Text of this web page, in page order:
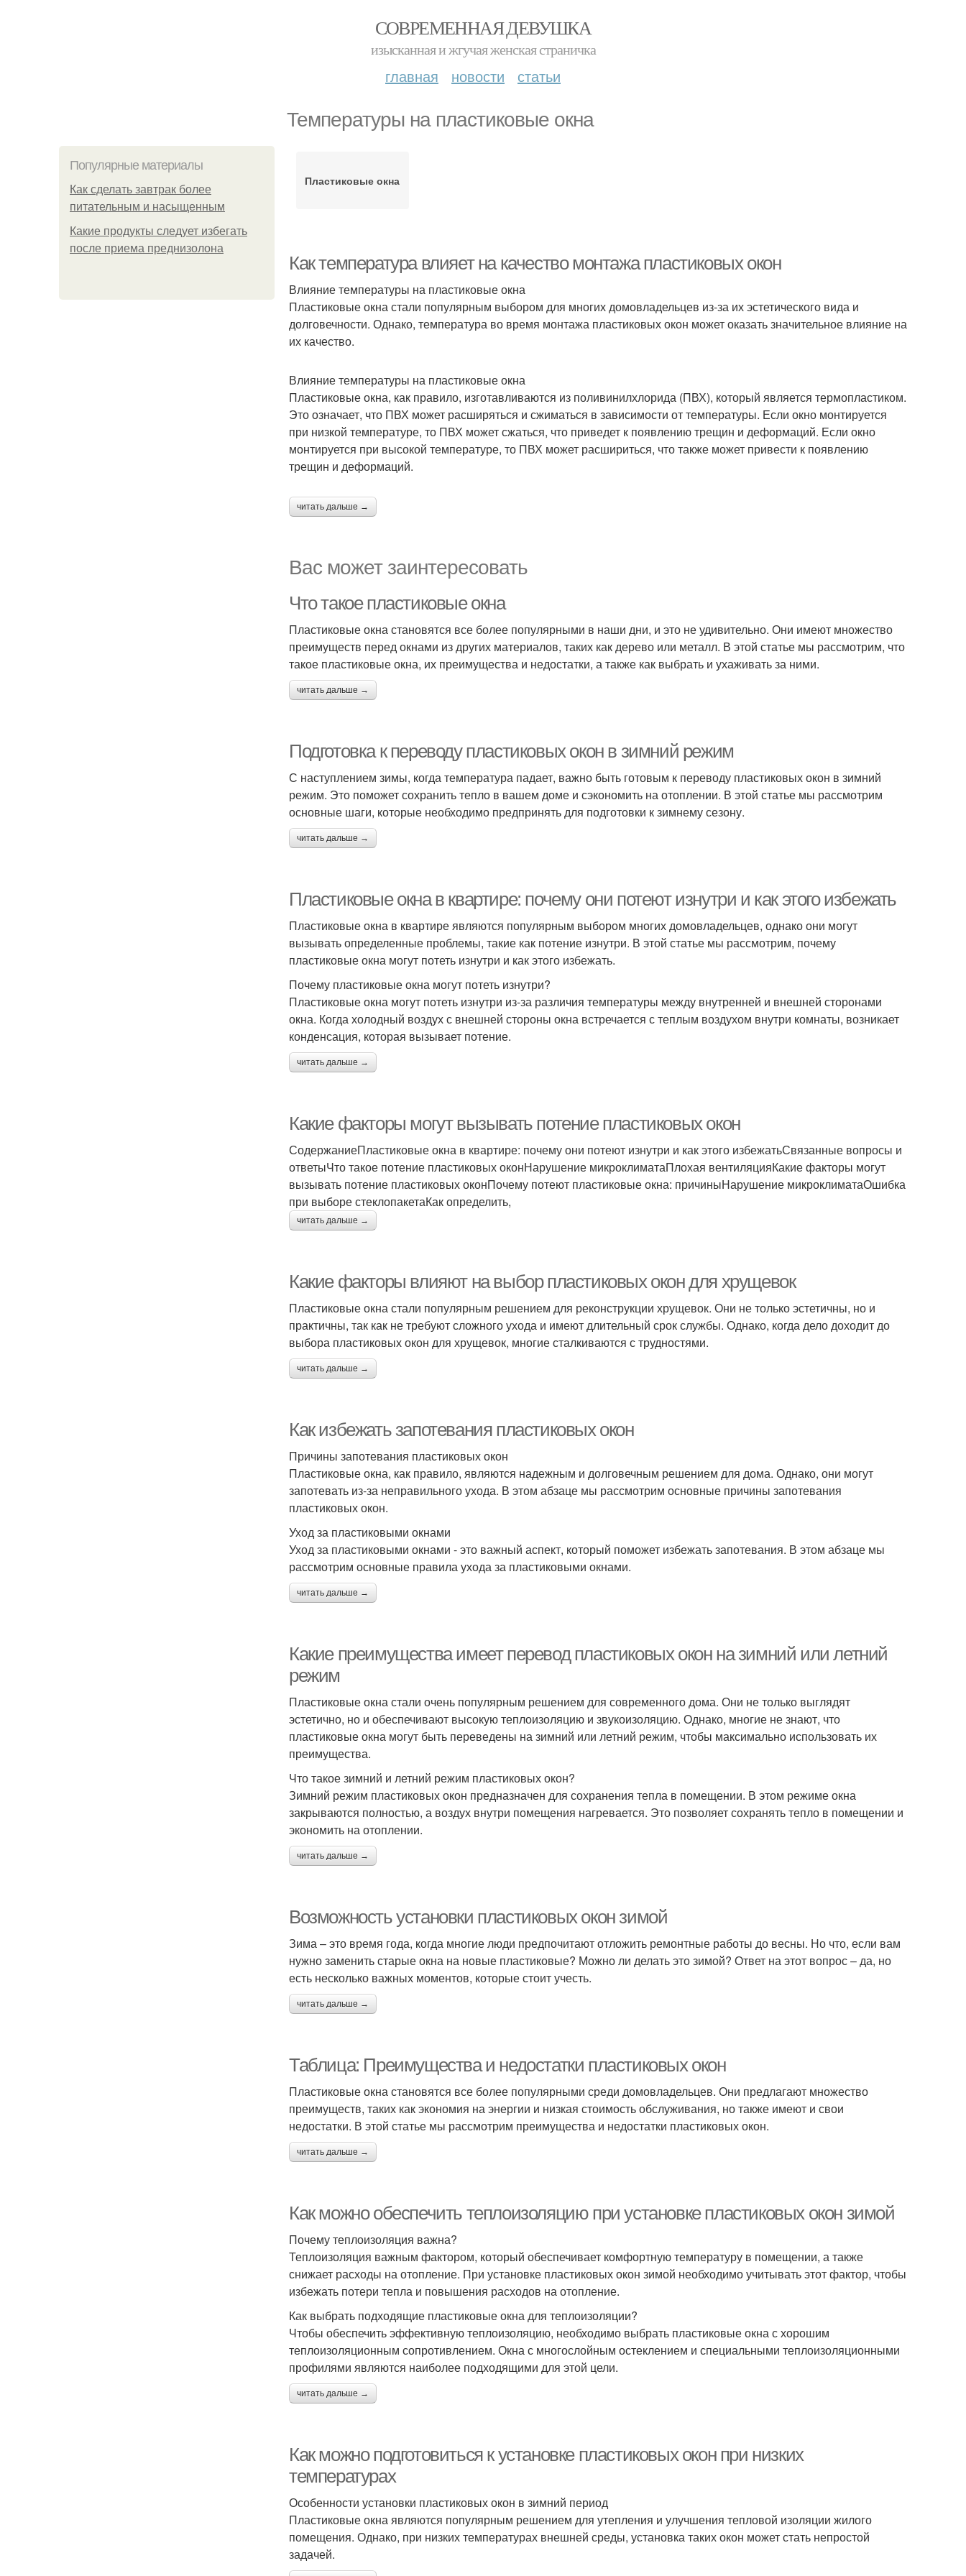
СОВРЕМЕННАЯ ДЕВУШКА
изысканная и жгучая женская страничка
главная новости статьи
Температуры на пластиковые окна
Популярные материалы
Как сделать завтрак более
питательным и насыщенным
Какие продукты следует избегать
после приема преднизолона
Пластиковые окна
Как температура влияет на качество монтажа пластиковых окон
Влияние температуры на пластиковые окна
Пластиковые окна стали популярным выбором для многих домовладельцев из-за их эстетического вида и
долговечности. Однако, температура во время монтажа пластиковых окон может оказать значительное влияние на
их качество.
Влияние температуры на пластиковые окна
Пластиковые окна, как правило, изготавливаются из поливинилхлорида (ПВХ), который является термопластиком.
Это означает, что ПВХ может расширяться и сжиматься в зависимости от температуры. Если окно монтируется
при низкой температуре, то ПВХ может сжаться, что приведет к появлению трещин и деформаций. Если окно
монтируется при высокой температуре, то ПВХ может расшириться, что также может привести к появлению
трещин и деформаций.
читать дальше →
Вас может заинтересовать
Что такое пластиковые окна
Пластиковые окна становятся все более популярными в наши дни, и это не удивительно. Они имеют множество
преимуществ перед окнами из других материалов, таких как дерево или металл. В этой статье мы рассмотрим, что
такое пластиковые окна, их преимущества и недостатки, а также как выбрать и ухаживать за ними.
читать дальше →
Подготовка к переводу пластиковых окон в зимний режим
С наступлением зимы, когда температура падает, важно быть готовым к переводу пластиковых окон в зимний
режим. Это поможет сохранить тепло в вашем доме и сэкономить на отоплении. В этой статье мы рассмотрим
основные шаги, которые необходимо предпринять для подготовки к зимнему сезону.
читать дальше →
Пластиковые окна в квартире: почему они потеют изнутри и как этого избежать
Пластиковые окна в квартире являются популярным выбором многих домовладельцев, однако они могут
вызывать определенные проблемы, такие как потение изнутри. В этой статье мы рассмотрим, почему
пластиковые окна могут потеть изнутри и как этого избежать.
Почему пластиковые окна могут потеть изнутри?
Пластиковые окна могут потеть изнутри из-за различия температуры между внутренней и внешней сторонами
окна. Когда холодный воздух с внешней стороны окна встречается с теплым воздухом внутри комнаты, возникает
конденсация, которая вызывает потение.
читать дальше →
Какие факторы могут вызывать потение пластиковых окон
СодержаниеПластиковые окна в квартире: почему они потеют изнутри и как этого избежатьСвязанные вопросы и
ответыЧто такое потение пластиковых оконНарушение микроклиматаПлохая вентиляцияКакие факторы могут
вызывать потение пластиковых оконПочему потеют пластиковые окна: причиныНарушение микроклиматаОшибка
при выборе стеклопакетаКак определить,
читать дальше →
Какие факторы влияют на выбор пластиковых окон для хрущевок
Пластиковые окна стали популярным решением для реконструкции хрущевок. Они не только эстетичны, но и
практичны, так как не требуют сложного ухода и имеют длительный срок службы. Однако, когда дело доходит до
выбора пластиковых окон для хрущевок, многие сталкиваются с трудностями.
читать дальше →
Как избежать запотевания пластиковых окон
Причины запотевания пластиковых окон
Пластиковые окна, как правило, являются надежным и долговечным решением для дома. Однако, они могут
запотевать из-за неправильного ухода. В этом абзаце мы рассмотрим основные причины запотевания
пластиковых окон.
Уход за пластиковыми окнами
Уход за пластиковыми окнами - это важный аспект, который поможет избежать запотевания. В этом абзаце мы
рассмотрим основные правила ухода за пластиковыми окнами.
читать дальше →
Какие преимущества имеет перевод пластиковых окон на зимний или летний
режим
Пластиковые окна стали очень популярным решением для современного дома. Они не только выглядят
эстетично, но и обеспечивают высокую теплоизоляцию и звукоизоляцию. Однако, многие не знают, что
пластиковые окна могут быть переведены на зимний или летний режим, чтобы максимально использовать их
преимущества.
Что такое зимний и летний режим пластиковых окон?
Зимний режим пластиковых окон предназначен для сохранения тепла в помещении. В этом режиме окна
закрываются полностью, а воздух внутри помещения нагревается. Это позволяет сохранять тепло в помещении и
экономить на отоплении.
читать дальше →
Возможность установки пластиковых окон зимой
Зима – это время года, когда многие люди предпочитают отложить ремонтные работы до весны. Но что, если вам
нужно заменить старые окна на новые пластиковые? Можно ли делать это зимой? Ответ на этот вопрос – да, но
есть несколько важных моментов, которые стоит учесть.
читать дальше →
Таблица: Преимущества и недостатки пластиковых окон
Пластиковые окна становятся все более популярными среди домовладельцев. Они предлагают множество
преимуществ, таких как экономия на энергии и низкая стоимость обслуживания, но также имеют и свои
недостатки. В этой статье мы рассмотрим преимущества и недостатки пластиковых окон.
читать дальше →
Как можно обеспечить теплоизоляцию при установке пластиковых окон зимой
Почему теплоизоляция важна?
Теплоизоляция важным фактором, который обеспечивает комфортную температуру в помещении, а также
снижает расходы на отопление. При установке пластиковых окон зимой необходимо учитывать этот фактор, чтобы
избежать потери тепла и повышения расходов на отопление.
Как выбрать подходящие пластиковые окна для теплоизоляции?
Чтобы обеспечить эффективную теплоизоляцию, необходимо выбрать пластиковые окна с хорошим
теплоизоляционным сопротивлением. Окна с многослойным остеклением и специальными теплоизоляционными
профилями являются наиболее подходящими для этой цели.
читать дальше →
Как можно подготовиться к установке пластиковых окон при низких
температурах
Особенности установки пластиковых окон в зимний период
Пластиковые окна являются популярным решением для утепления и улучшения тепловой изоляции жилого
помещения. Однако, при низких температурах внешней среды, установка таких окон может стать непростой
задачей.